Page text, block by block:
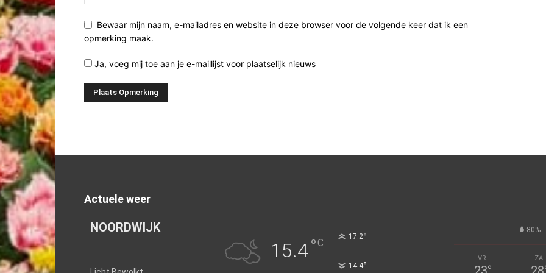
Bewaar mijn naam, e-mailadres en website in deze browser voor de volgende keer dat ik een
opmerking maak.
Ja, voeg mij toe aan je e-maillijst voor plaatselijk nieuws
Actuele weer
NOORDWIJK
15.4°C
17.2°
14.4°
80%
VR ZA